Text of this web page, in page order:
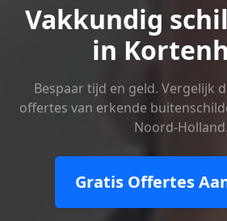
Vakkundig
in
Bespaar tijd en geld. Vergelijk
offertes van erkende
Noord-Holland.
Gratis Offertes